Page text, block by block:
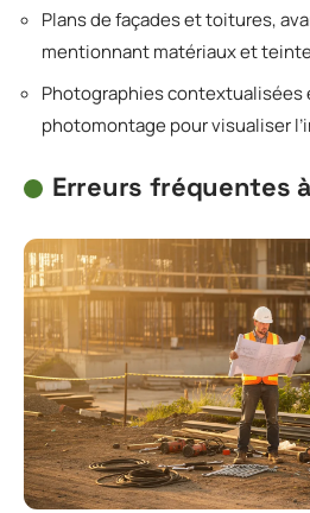
Plans de façades et toitures,
mentionnant matériaux et
Photographies contextualisées
photomontage pour visualiser
Erreurs fréquentes